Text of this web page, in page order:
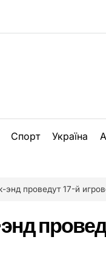
Спорт Україна
проведут 17-й